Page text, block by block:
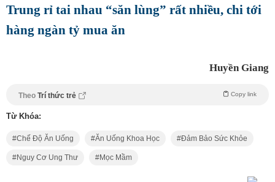
Trung rỉ tai nhau “săn lùng” rất nhiều, chi tới
hàng ngàn tỷ mua ăn
Huyền Giang
Theo Trí thức trẻ Copy link
Từ Khóa:
Chế Độ Ăn Uống Ăn Uống Khoa Học Đảm Bảo Sức Khỏe
Nguy Cơ Ung Thư Mọc Mầm